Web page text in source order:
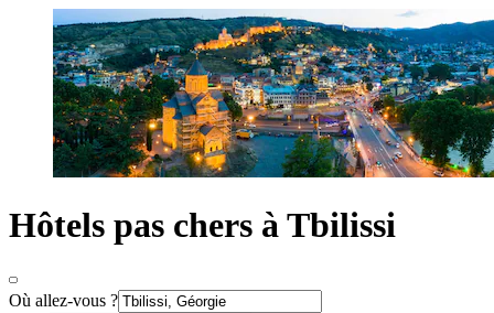
Hôtels pas chers à Tbilissi
Où allez-vous ?